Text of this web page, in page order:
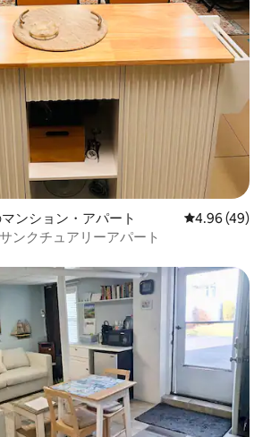
ンション・アパート レビュー49
4.96 (49)
ンクチュアリーアパート